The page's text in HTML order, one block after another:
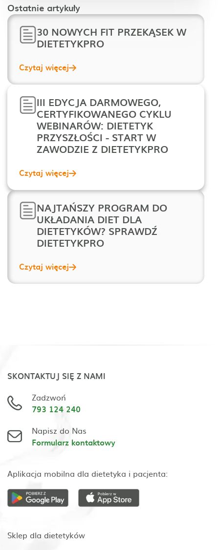
Ostatnie artykuły
30 NOWYCH FIT PRZEKĄSEK W
DIETETYKPRO
Czytaj więcej
III EDYCJA DARMOWEGO,
CERTYFIKOWANEGO CYKLU
WEBINARÓW: DIETETYK
PRZYSZŁOŚCI - START W
ZAWODZIE Z DIETETYKPRO
Czytaj więcej
NAJTAŃSZY PROGRAM DO
UKŁADANIA DIET DLA
DIETETYKÓW? SPRAWDŹ
DIETETYKPRO
Czytaj więcej
SKONTAKTUJ SIĘ Z NAMI
Zadzwoń
793 124 240
Napisz do Nas
Formularz kontaktowy
Aplikacja mobilna dla dietetyka i pacjenta:
Sklep dla dietetyków